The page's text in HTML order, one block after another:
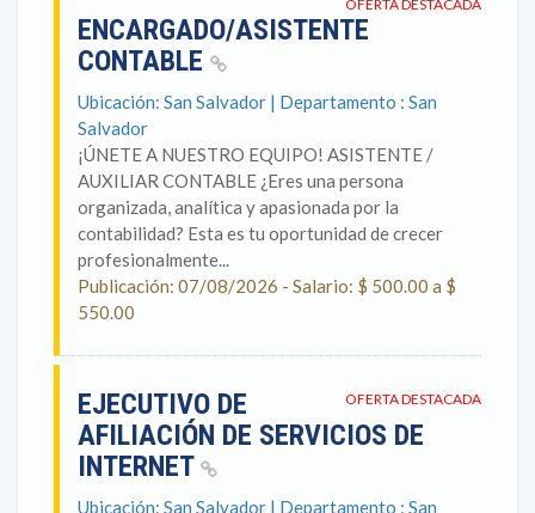
OFERTA DESTACADA
ENCARGADO/ASISTENTE
CONTABLE
Ubicación: San Salvador | Departamento : San
Salvador
¡ÚNETE A NUESTRO EQUIPO! ASISTENTE /
AUXILIAR CONTABLE ¿Eres una persona
organizada, analítica y apasionada por la
contabilidad? Esta es tu oportunidad de crecer
profesionalmente...
Publicación: 07/08/2026 - Salario: $ 500.00 a $
550.00
OFERTA DESTACADA
EJECUTIVO DE
AFILIACIÓN DE SERVICIOS DE
INTERNET
Ubicación: San Salvador | Departamento : San